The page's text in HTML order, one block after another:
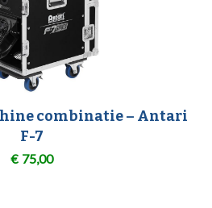
combinatie – Antari
F-7
€ 75,00